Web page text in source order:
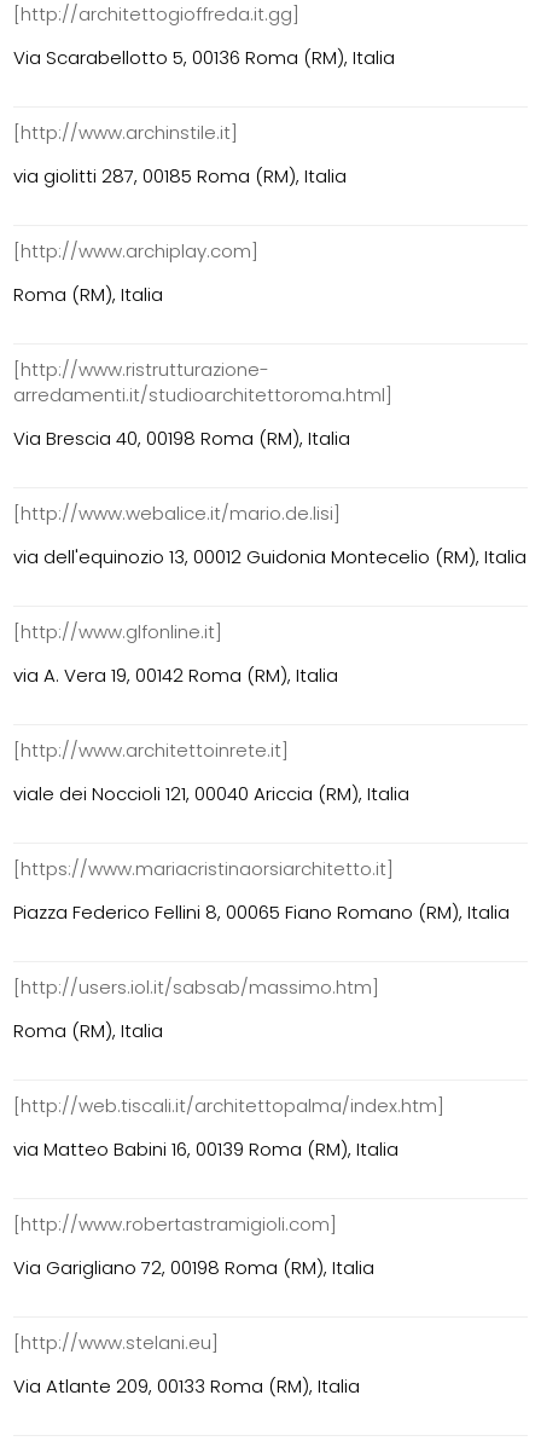
[http://architettogioffreda.it.gg]
Via Scarabellotto 5, 00136 Roma (RM), Italia
[http://www.archinstile.it]
via giolitti 287, 00185 Roma (RM), Italia
[http://www.archiplay.com]
Roma (RM), Italia
[http://www.ristrutturazione-
arredamenti.it/studioarchitettoroma.html]
Via Brescia 40, 00198 Roma (RM), Italia
[http://www.webalice.it/mario.de.lisi]
via dell'equinozio 13, 00012 Guidonia Montecelio (RM), Italia
[http://www.glfonline.it]
via A. Vera 19, 00142 Roma (RM), Italia
[http://www.architettoinrete.it]
viale dei Noccioli 121, 00040 Ariccia (RM), Italia
[https://www.mariacristinaorsiarchitetto.it]
Piazza Federico Fellini 8, 00065 Fiano Romano (RM), Italia
[http://users.iol.it/sabsab/massimo.htm]
Roma (RM), Italia
[http://web.tiscali.it/architettopalma/index.htm]
via Matteo Babini 16, 00139 Roma (RM), Italia
[http://www.robertastramigioli.com]
Via Garigliano 72, 00198 Roma (RM), Italia
[http://www.stelani.eu]
Via Atlante 209, 00133 Roma (RM), Italia